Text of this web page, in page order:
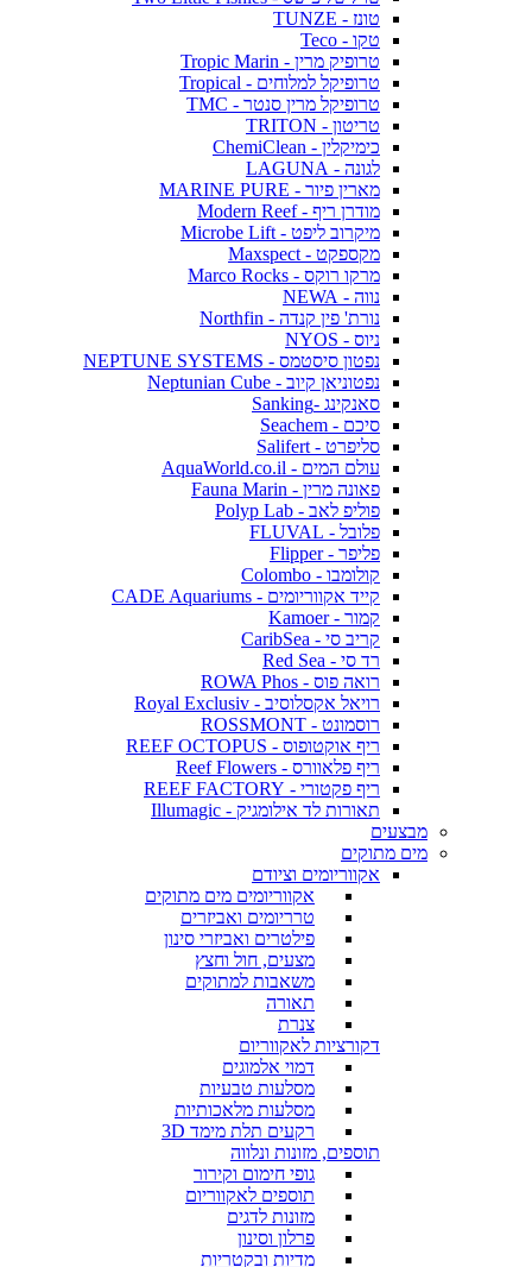
טונז - TUNZE
טקו - Teco
טרופיק מרין - Tropic Marin
טרופיקל למלוחים - Tropical
טרופיקל מרין סנטר - TMC
טריטון - TRITON
כימיקלין - ChemiClean
לגונה - LAGUNA
מארין פיור - MARINE PURE
מודרן ריף - Modern Reef
מיקרוב ליפט - Microbe Lift
מקספקט - Maxspect
מרקו רוקס - Marco Rocks
נווה - NEWA
נורת' פין קנדה - Northfin
ניוס - NYOS
נפטון סיסטמס - NEPTUNE SYSTEMS
נפטוניאן קיוב - Neptunian Cube
סאנקינג -Sanking
סיכם - Seachem
סליפרט - Salifert
עולם המים - AquaWorld.co.il
פאונה מרין - Fauna Marin
פוליפ לאב - Polyp Lab
פלובל - FLUVAL
פליפר - Flipper
קולומבו - Colombo
קייד אקווריומים - CADE Aquariums
קמור - Kamoer
קריב סי - CaribSea
רד סי - Red Sea
רואה פוס - ROWA Phos
רויאל אקסלוסיב - Royal Exclusiv
רוסמונט - ROSSMONT
ריף אוקטופוס - REEF OCTOPUS
ריף פלאוורס - Reef Flowers
ריף פקטורי - REEF FACTORY
תאורות לד אילומגיק - Illumagic
מבצעים
מים מתוקים
אקווריומים וציודם
אקווריומים מים מתוקים
טרריומים ואביזרים
פילטרים ואביזרי סינון
מצעים, חול וחצץ
משאבות למתוקים
תאורה
צנרת
דקורציות לאקווריום
דמוי אלמוגים
מסלעות טבעיות
מסלעות מלאכותיות
רקעים תלת מימד 3D
תוספים, מזונות ונלווה
גופי חימום וקירור
תוספים לאקווריום
מזונות לדגים
פרלון וסינון
מדיות ובקטריות